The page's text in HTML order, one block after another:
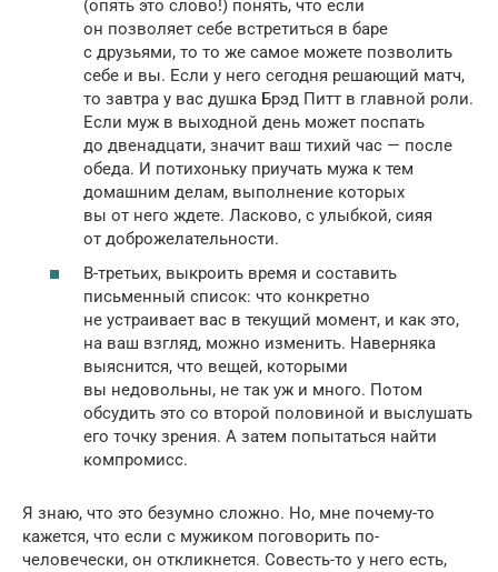
(опять это слово!) понять, что если
он позволяет себе встретиться в баре
с друзьями, то то же самое можете позволить
себе и вы. Если у него сегодня решающий матч,
то завтра у вас душка Брэд Питт в главной роли.
Если муж в выходной день может поспать
до двенадцати, значит ваш тихий час — после
обеда. И потихоньку приучать мужа к тем
домашним делам, выполнение которых
вы от него ждете. Ласково, с улыбкой, сияя
от доброжелательности.
В-третьих, выкроить время и составить
письменный список: что конкретно
не устраивает вас в текущий момент, и как это,
на ваш взгляд, можно изменить. Наверняка
выяснится, что вещей, которыми
вы недовольны, не так уж и много. Потом
обсудить это со второй половиной и выслушать
его точку зрения. А затем попытаться найти
компромисс.
Я знаю, что это безумно сложно. Но, мне почему-то
кажется, что если с мужиком поговорить по-
человечески, он откликнется. Совесть-то у него есть,